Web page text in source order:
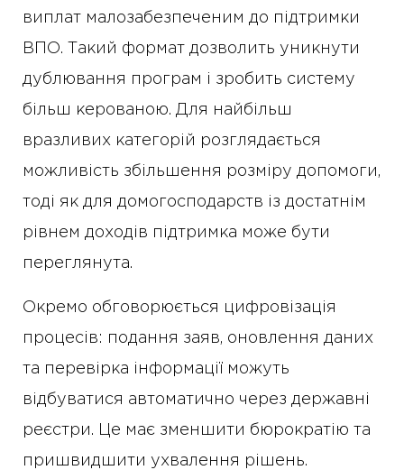
виплат малозабезпеченим до підтримки
ВПО. Такий формат дозволить уникнути
дублювання програм і зробить систему
більш керованою. Для найбільш
вразливих категорій розглядається
можливість збільшення розміру допомоги,
тоді як для домогосподарств із достатнім
рівнем доходів підтримка може бути
переглянута.
Окремо обговорюється цифровізація
процесів: подання заяв, оновлення даних
та перевірка інформації можуть
відбуватися автоматично через державні
реєстри. Це має зменшити бюрократію та
пришвидшити ухвалення рішень.